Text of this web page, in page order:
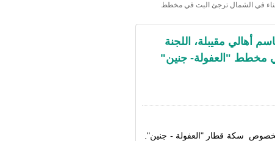
في الشمال ترجئ البت في مخطط
أهالي مقيبلة، اللجنة
في مخطط "العفولة- جنين"
بخصوص سكة قطار "العفولة - جنين".